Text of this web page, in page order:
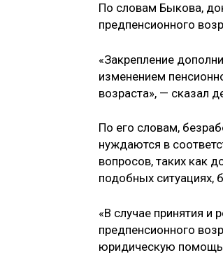
По словам Быкова,
предпенсионного
«Закрепление
изменением
возраста», — сказал
По его словам,
нуждаются в
вопросов, таких как
подобных ситуациях,
«В случае принятия и
предпенсионного
юридическую